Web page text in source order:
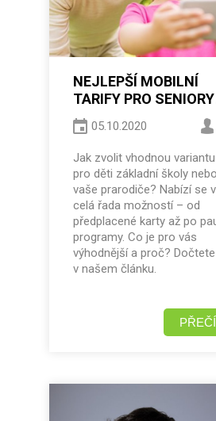
NEJLEPŠÍ MOBILNÍ
TARIFY PRO
ŠKOLÁKY? ZJISTĚTE,
KTERÉ TO JSOU
05.10.2020
Jak zvolit vhodnou
pro děti základní školy
vaše prarodiče? Nabízí se
celá řada možností – od
předplacené karty až po
programy. Co je pro vás
výhodnější a proč?
v našem článku.